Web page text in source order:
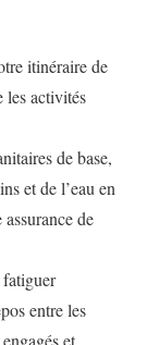
itinéraire de
les activités
de base,
et de l’eau en
de
fatiguer
entre les
et